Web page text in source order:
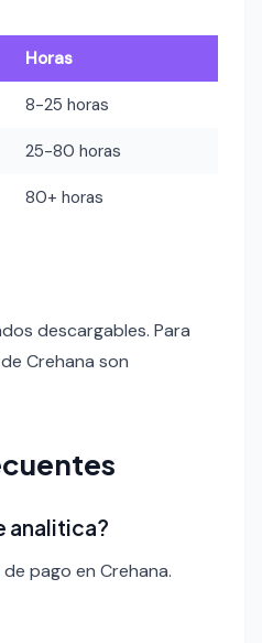
Horas
8-25 horas
25-80 horas
80+ horas
descargables. Para
Crehana son
analitica?
pago en Crehana.